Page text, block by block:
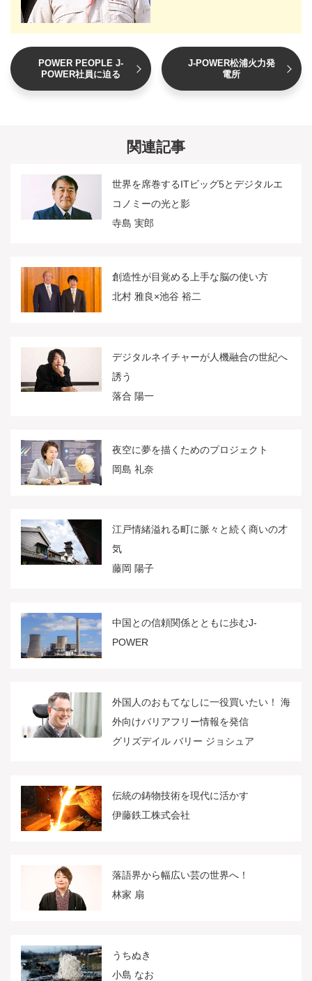
POWER PEOPLE J-
POWER社員に迫る
J-POWER松浦火力発
電所
関連記事
世界を席巻するITビッグ5とデジタルエ
コノミーの光と影
寺島 実郎
創造性が目覚める上手な脳の使い方
北村 雅良×池谷 裕二
デジタルネイチャーが人機融合の世紀へ
誘う
落合 陽一
夜空に夢を描くためのプロジェクト
岡島 礼奈
江戸情緒溢れる町に脈々と続く商いの才
気
藤岡 陽子
中国との信頼関係とともに歩むJ-
POWER
外国人のおもてなしに一役買いたい！ 海
外向けバリアフリー情報を発信
グリズデイル バリー ジョシュア
伝統の鋳物技術を現代に活かす
伊藤鉄工株式会社
落語界から幅広い芸の世界へ！
林家 扇
うちぬき
小島 なお